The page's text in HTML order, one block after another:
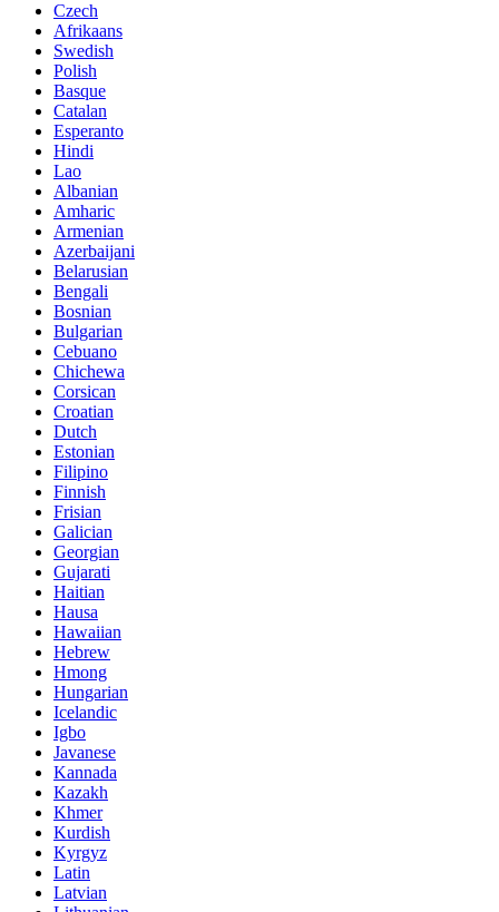
Czech
Afrikaans
Swedish
Polish
Basque
Catalan
Esperanto
Hindi
Lao
Albanian
Amharic
Armenian
Azerbaijani
Belarusian
Bengali
Bosnian
Bulgarian
Cebuano
Chichewa
Corsican
Croatian
Dutch
Estonian
Filipino
Finnish
Frisian
Galician
Georgian
Gujarati
Haitian
Hausa
Hawaiian
Hebrew
Hmong
Hungarian
Icelandic
Igbo
Javanese
Kannada
Kazakh
Khmer
Kurdish
Kyrgyz
Latin
Latvian